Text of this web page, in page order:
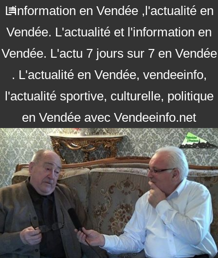
L'information en Vendée ,l'actualité en
Vendée. L'actualité et l'information en
Vendée. L'actu 7 jours sur 7 en Vendée
. L'actualité en Vendée, vendeeinfo,
l'actualité sportive, culturelle, politique
en Vendée avec Vendeeinfo.net